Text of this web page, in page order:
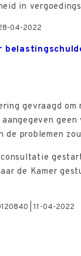
in
04-2022
gevraagd
problemen
de Kamer
| 11-04-2022